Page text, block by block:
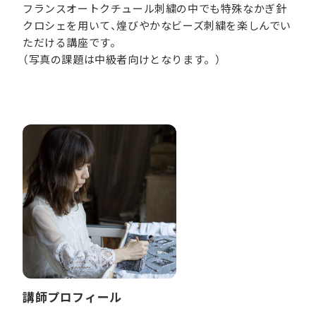
フランスオートクチュール刺繍の中でも特殊なかぎ針
クロシェを用いて、煌びやかなビーズ刺繍を楽しんでい
ただける講座です。
（写真の課題は中級者向けとなります。）
講師プロフィール